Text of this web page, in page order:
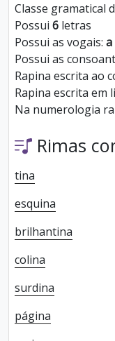
Classe gramatical
Possui 6 letras
Possui as vogais: a
Possui as
Rapina escrita ao
Rapina escrita em
Na numerologia
Rimas
tina
esquina
brilhantina
colina
surdina
página